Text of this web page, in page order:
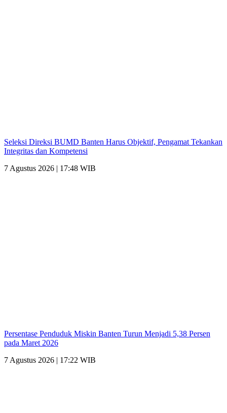
Seleksi Direksi BUMD Banten Harus Objektif, Pengamat Tekankan
Integritas dan Kompetensi
7 Agustus 2026 | 17:48 WIB
Persentase Penduduk Miskin Banten Turun Menjadi 5,38 Persen
pada Maret 2026
7 Agustus 2026 | 17:22 WIB